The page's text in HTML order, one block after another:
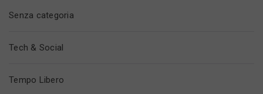
Senza categoria
Tech & Social
Tempo Libero